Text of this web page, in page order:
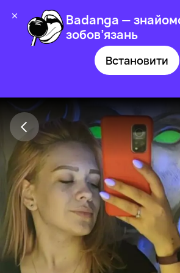
Badanga —
зобов’язань
Встановити